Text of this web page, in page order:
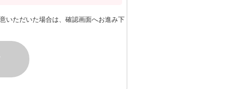
いただいた場合は、確認画面へお進み下